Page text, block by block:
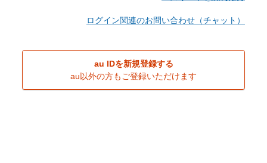
ログイン関連のお問い合わせ（チャット）
au IDを新規登録する
au以外の方もご登録いただけます